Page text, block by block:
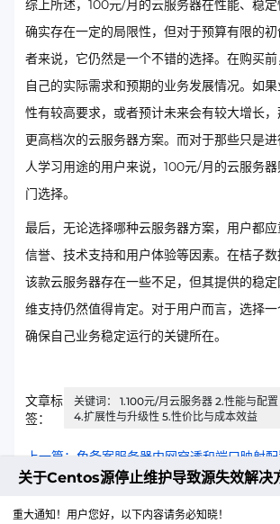
综上所述，100元/月的云服务器在性能、稳
确实存在一定的局限性，但对于预算有限的
者来说，它仍然是一个不错的选择。在购买
自己的实际需求和预期的业务发展情况。如
性有较高要求，或者预计未来会有较大增长
更高档次的云服务器方案。而对于那些只是
人学习用途的用户来说，100元/月的云服务
门选择。
最后，无论选择哪种云服务器方案，用户都
信誉、技术支持和用户体验等因素。在桔子
该款云服务器存在一些不足，但其提供的稳
维支持仍然值得肯定。对于用户而言，选择
确保自己业务稳定运行的关键所在。
文章标
签：
关键词： 1.100元/月云服务器 2.性能与配
4.扩展性与升级性 5.性价比与成本效益
上一篇：免备案服务器内网穿透和端口映射
关于Centos源停止维护导致源失效解决
重大通知！用户您好，以下内容请务必知晓！